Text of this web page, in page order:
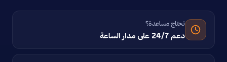
تحتاج مساعدة؟
دعم 24/7 على مدار الساعة